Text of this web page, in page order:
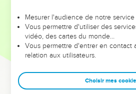
Jésus lui avait dite, et s'en alla.
Et, déjà comme il descendait, ses
devant de lui, et lui rapportèrent que
52
mieux ; et ils lui dirent : Hier, à la
quitté.
Mesurer l'audience de notre service
Vous permettre d'utiliser des
vidéo, des cartes du monde…
Vous permettre d'entrer en contact
relation aux utilisateurs.
Choisir mes